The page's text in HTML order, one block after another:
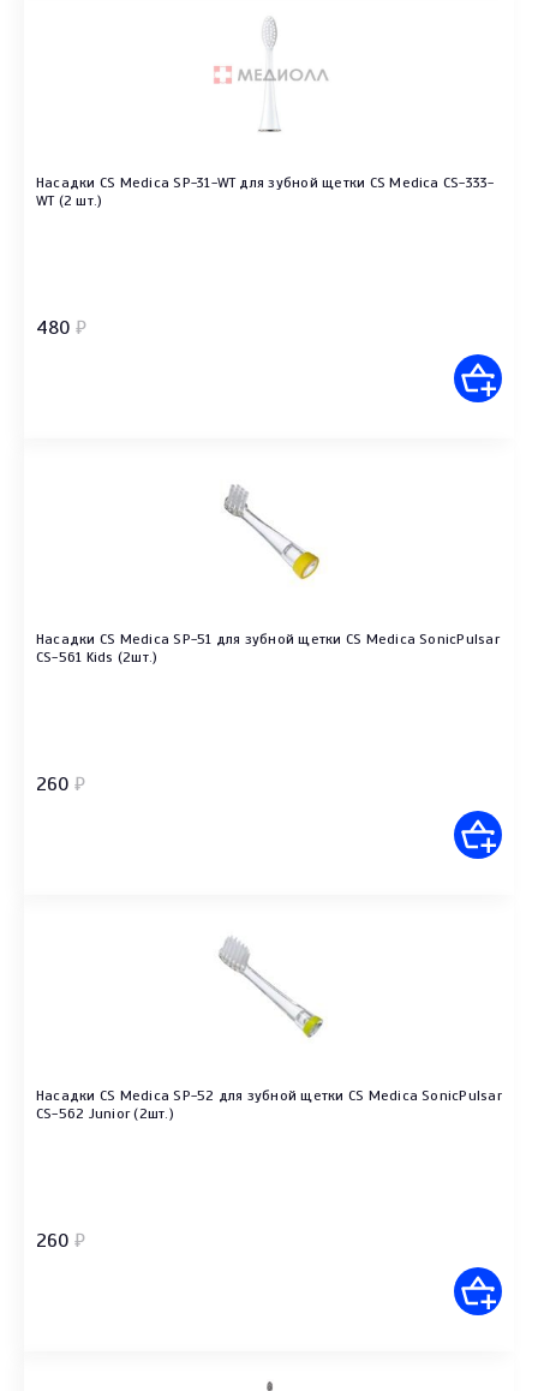
Насадки CS Medica SP-31-WT для зубной щетки CS Medica CS-333-
WT (2 шт.)
480 ₽
Насадки CS Medica SP-51 для зубной щетки CS Medica SonicPulsar
CS-561 Kids (2шт.)
260 ₽
Насадки CS Medica SP-52 для зубной щетки CS Medica SonicPulsar
CS-562 Junior (2шт.)
260 ₽